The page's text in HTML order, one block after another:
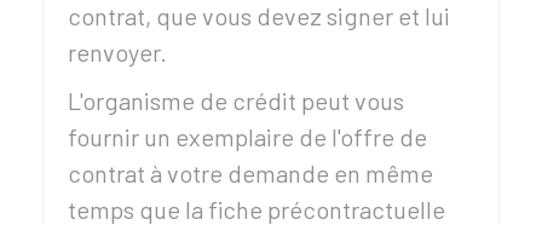
contrat, que vous devez signer et lui
renvoyer.
L'organisme de crédit peut vous
fournir un exemplaire de l'offre de
contrat à votre demande en même
temps que la fiche précontractuelle